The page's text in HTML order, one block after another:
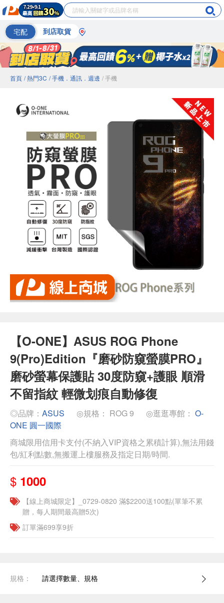
宅配 到店取貨
首頁 / 熱門3C / 手機．通訊．週邊 / 手機
【O-ONE】ASUS ROG Phone
9(Pro)Edition『磨砂防窺螢膜PRO』
磨砂螢幕保護貼 30度防窺+護眼 順滑
不留指紋 輕微划痕自動修復
◎品牌： ASUS ◎規格： ROG 9 ◎逛逛專館： O-
ONE 圓一國際
商城限用信用卡支付(不納入VIP資格之累積計算),無法用錢
包/紅利點數,無搬運上樓服務及指定日期/時間.
$ 1000
【線上商城限定】_0729-0820 滿$2200送100點(單筆不累
贈，每人期間最高贈5次)
訂單滿699享9折
規格： 請選擇數量、規格